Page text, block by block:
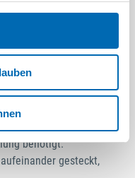
Torflügels.
findet man bei
gelten spezielle
hebende Falle
Bedingungen
benötigt.
gesteckt,